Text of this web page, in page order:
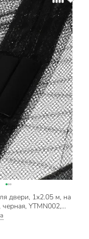
двери, 1х2.05 м, на
черная, YTMN002,